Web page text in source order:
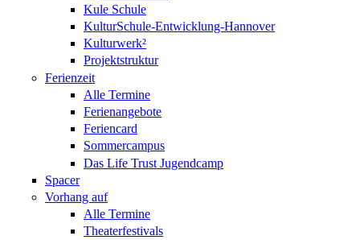
Kule Schule
KulturSchule-Entwicklung-Hannover
Kulturwerk²
Projektstruktur
Ferienzeit
Alle Termine
Ferienangebote
Feriencard
Sommercampus
Das Life Trust Jugendcamp
Spacer
Vorhang auf
Alle Termine
Theaterfestivals